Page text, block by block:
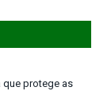
que protege as